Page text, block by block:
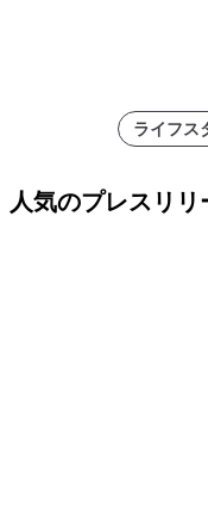
ライフス
人気のプレスリリ